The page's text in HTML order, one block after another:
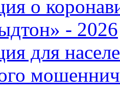
о
- 2026
для